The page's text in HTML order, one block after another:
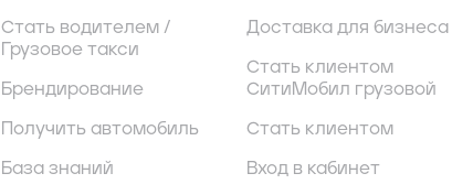
Стать водителем /
Грузовое такси
Брендирование
Получить автомобиль
База знаний
Доставка для бизнеса
Стать клиентом
СитиМобил грузовой
Стать клиентом
Вход в кабинет